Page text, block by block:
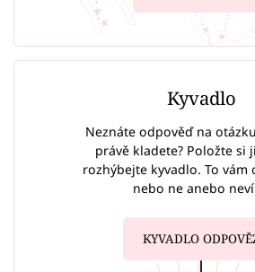
Kyvadlo
Neznáte odpověď na
právě kladete? Položte si
rozhýbejte kyvadlo. To vám
nebo ne anebo
KYVADLO